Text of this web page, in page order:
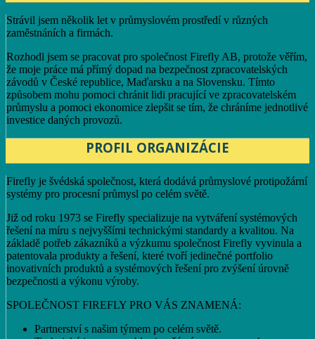
Strávil jsem několik let v průmyslovém prostředí v různých
zaměstnáních a firmách.
Rozhodl jsem se pracovat pro společnost Firefly AB, protože věřím,
že moje práce má přímý dopad na bezpečnost zpracovatelských
závodů v České republice, Maďarsku a na Slovensku. Tímto
způsobem mohu pomoci chránit lidi pracující ve zpracovatelském
průmyslu a pomoci ekonomice zlepšit se tím, že chráníme jednotlivé
investice daných provozů.
PROFIL ORGANIZÁCIE
Firefly je švédská společnost, která dodává průmyslové protipožární
systémy pro procesní průmysl po celém světě.
Již od roku 1973 se Firefly specializuje na vytváření systémových
řešení na míru s nejvyššími technickými standardy a kvalitou. Na
základě potřeb zákazníků a výzkumu společnost Firefly vyvinula a
patentovala produkty a řešení, které tvoří jedinečné portfolio
inovativních produktů a systémových řešení pro zvýšení úrovně
bezpečnosti a výkonu výroby.
SPOLEČNOST FIREFLY PRO VÁS ZNAMENÁ:
Partnerství s našim týmem po celém světě.